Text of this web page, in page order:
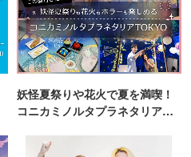
妖怪夏祭りや花火で夏を満喫！
コニカミノルタプラネタリア